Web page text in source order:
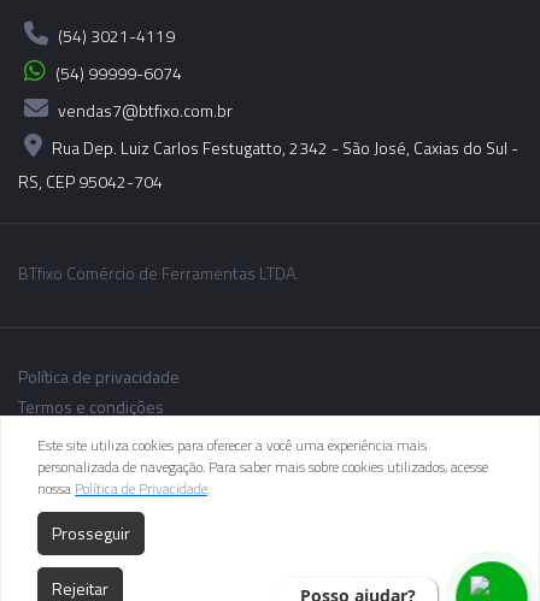
(54) 3021-4119
(54) 99999-6074
vendas7@btfixo.com.br
Rua Dep. Luiz Carlos Festugatto, 2342 - São José, Caxias do Sul -
RS, CEP 95042-704
BTfixo Comércio de Ferramentas LTDA.
Política de privacidade
Termos e condições
As informações dos produtos podem sofrer alterações sem aviso
prévio.
Posso ajudar?
Este site utiliza cookies para oferecer a você uma experiência mais
personalizada de navegação. Para saber mais sobre cookies utilizados, acesse
nossa Política de Privacidade.
Prosseguir
Rejeitar